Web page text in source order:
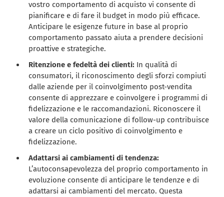
vostro comportamento di acquisto vi consente di
pianificare e di fare il budget in modo più efficace.
Anticipare le esigenze future in base al proprio
comportamento passato aiuta a prendere decisioni
proattive e strategiche.
Ritenzione e fedeltà dei clienti: In qualità di
consumatori, il riconoscimento degli sforzi compiuti
dalle aziende per il coinvolgimento post-vendita
consente di apprezzare e coinvolgere i programmi di
fidelizzazione e le raccomandazioni. Riconoscere il
valore della comunicazione di follow-up contribuisce
a creare un ciclo positivo di coinvolgimento e
fidelizzazione.
Adattarsi ai cambiamenti di tendenza:
L’autoconsapevolezza del proprio comportamento in
evoluzione consente di anticipare le tendenze e di
adattarsi ai cambiamenti del mercato. Questa